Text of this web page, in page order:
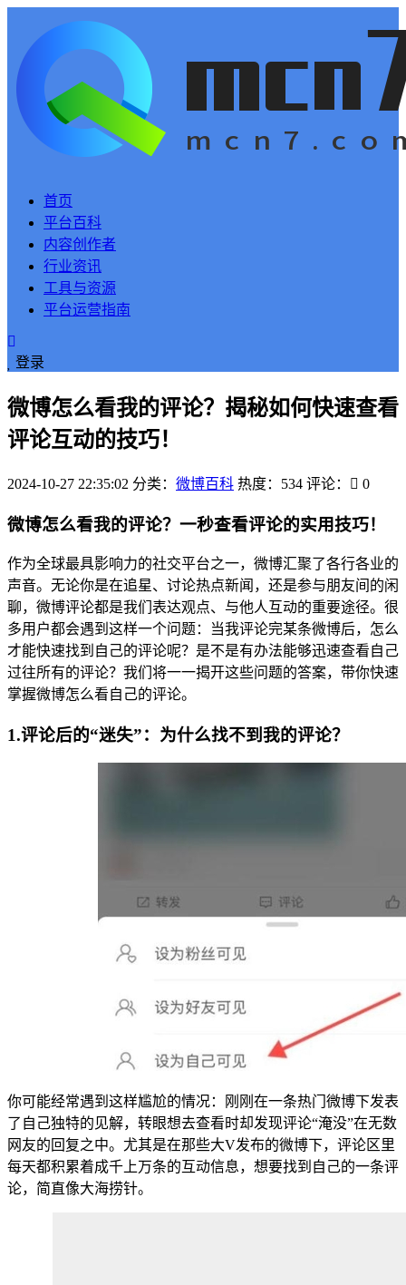
首页
平台百科
内容创作者
行业资讯
工具与资源
平台运营指南
登录
微博怎么看我的评论？揭秘如何快速查看
评论互动的技巧！
2024-10-27 22:35:02 分类： 微博百科 热度：534 评论： 0
微博怎么看我的评论？一秒查看评论的实用技巧！
作为全球最具影响力的社交平台之一，微博汇聚了各行各业的
声音。无论你是在追星、讨论热点新闻，还是参与朋友间的闲
聊，微博评论都是我们表达观点、与他人互动的重要途径。很
多用户都会遇到这样一个问题：当我评论完某条微博后，怎么
才能快速找到自己的评论呢？是不是有办法能够迅速查看自己
过往所有的评论？我们将一一揭开这些问题的答案，带你快速
掌握微博怎么看自己的评论。
1.评论后的“迷失”：为什么找不到我的评论？
你可能经常遇到这样尴尬的情况：刚刚在一条热门微博下发表
了自己独特的见解，转眼想去查看时却发现评论“淹没”在无数
网友的回复之中。尤其是在那些大V发布的微博下，评论区里
每天都积累着成千上万条的互动信息，想要找到自己的一条评
论，简直像大海捞针。